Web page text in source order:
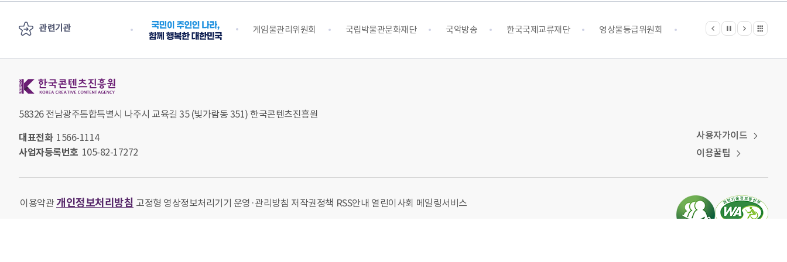
관련기관
전부 수출 플러스 지원단 게임물관리위원회 국립박물관문화재단 국악방송 한국국제교류재단 영상물등급위원회 영화진흥위원회
이전
정지
다음 관련기관 전체보기
58326 전남광주통합특별시 나주시 교육길 35 (빛가람동 351) 한국콘텐츠진흥원
대표전화 1566-1114
사업자등록번호 105-82-17272
사용자가이드
이용꿀팁
이용약관 개인정보처리방침 고정형 영상정보처리기기 운영·관리방침 저작권정책 RSS안내 열린이사회 메일링서비스